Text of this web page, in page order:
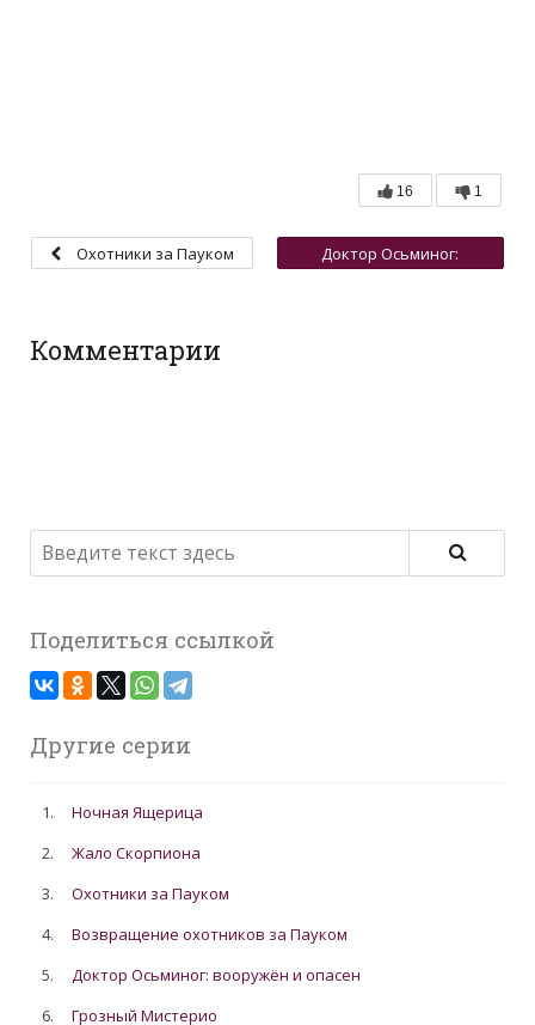
16 1
Охотники за Пауком
Доктор Осьминог:
Комментарии
Поделиться ссылкой
Другие серии
1.
Ночная Ящерица
2.
Жало Скорпиона
3.
Охотники за Пауком
4.
Возвращение охотников за Пауком
5.
Доктор Осьминог: вооружён и опасен
6.
Грозный Мистерио